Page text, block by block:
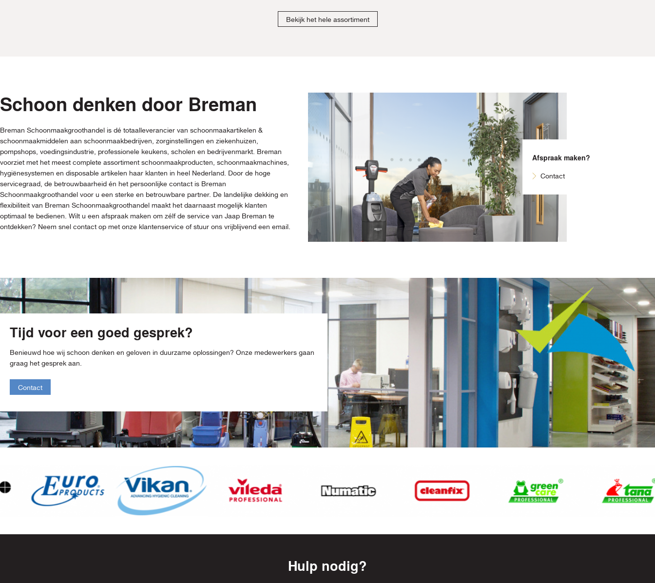
Bekijk het hele assortiment
Schoon denken door Breman
Breman Schoonmaakgroothandel is dé totaalleverancier van schoonmaakartikelen &
schoonmaakmiddelen aan schoonmaakbedrijven, zorginstellingen en ziekenhuizen,
pompshops, voedingsindustrie, professionele keukens, scholen en bedrijvenmarkt. Breman
voorziet met het meest complete assortiment schoonmaakproducten, schoonmaakmachines,
hygiënesystemen en disposable artikelen haar klanten in heel Nederland. Door de hoge
servicegraad, de betrouwbaarheid én het persoonlijke contact is Breman
Schoonmaakgroothandel voor u een sterke en betrouwbare partner. De landelijke dekking en
flexibiliteit van Breman Schoonmaakgroothandel maakt het daarnaast mogelijk klanten
optimaal te bedienen. Wilt u een afspraak maken om zélf de service van Jaap Breman te
ontdekken? Neem snel contact op met onze klantenservice of stuur ons vrijblijvend een email.
Afspraak maken?
Contact
Tijd voor een goed gesprek?
Benieuwd hoe wij schoon denken en geloven in duurzame oplossingen? Onze medewerkers gaan
graag het gesprek aan.
Contact
Item
Hulp nodig?